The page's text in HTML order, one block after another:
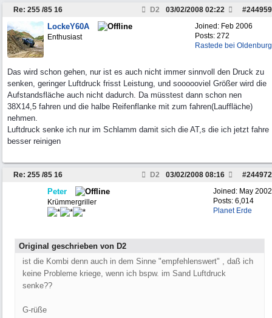
Re: 255 /85 16 D2 #244959
03/02/2008 02:22
Joined: Feb 2006
Posts: 272
Rastede bei Oldenburg
LockeY60A
Enthusiast
Das wird schon gehen, nur ist es auch nicht immer sinnvoll den Druck zu
senken, geringer Luftdruck frisst Leistung, und soooooviel Größer wird die
Aufstandsfläche auch nicht dadurch. Da müsstest dann schon nen
38X14,5 fahren und die halbe Reifenflanke mit zum fahren(Lauffläche)
nehmen.
Luftdruck senke ich nur im Schlamm damit sich die AT,s die ich jetzt fahre
besser reinigen
Re: 255 /85 16 D2 #244972
03/02/2008 08:16
Joined: May 2002
Posts: 6,014
Planet Erde
Peter
Krümmergriller
Original geschrieben von D2
ist die Kombi denn auch in dem Sinne "empfehlenswert" , daß ich
keine Probleme kriege, wenn ich bspw. im Sand Luftdruck
senke??
G-rüße